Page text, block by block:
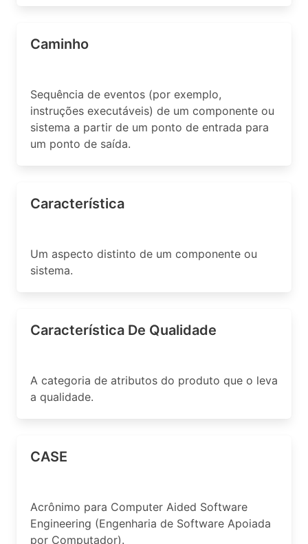
Caminho
Sequência de eventos (por exemplo,
instruções executáveis) de um componente ou
sistema a partir de um ponto de entrada para
um ponto de saída.
Característica
Um aspecto distinto de um componente ou
sistema.
Característica De Qualidade
A categoria de atributos do produto que o leva
a qualidade.
CASE
Acrônimo para Computer Aided Software
Engineering (Engenharia de Software Apoiada
por Computador).